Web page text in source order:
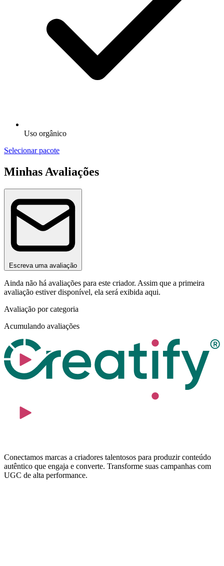
Uso orgânico
Selecionar pacote
Minhas Avaliações
Escreva uma avaliação
Ainda não há avaliações para este criador. Assim que a primeira
avaliação estiver disponível, ela será exibida aqui.
Avaliação por categoria
Acumulando avaliações
Conectamos marcas a criadores talentosos para produzir conteúdo
autêntico que engaja e converte. Transforme suas campanhas com
UGC de alta performance.